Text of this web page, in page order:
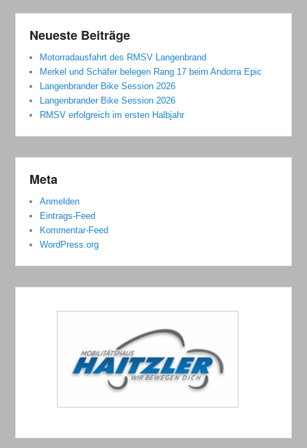
Neueste Beiträge
Motorradausfahrt des RMSV Langenbrand
Merkel und Schäfer belegen Rang 17 beim Andorra Epic
Langenbrander Bike Session 2026
Langenbrander Bike Session 2026
RMSV erfolgreich im ersten Halbjahr
Meta
Anmelden
Eintrags-Feed
Kommentar-Feed
WordPress.org